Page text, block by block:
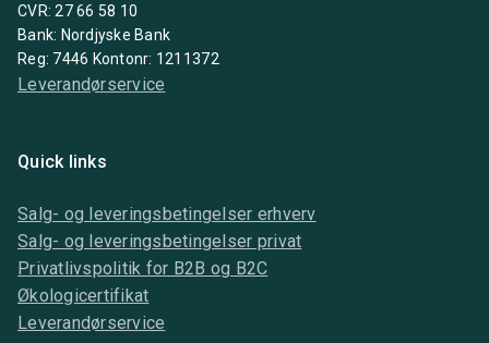
CVR: 27 66 58 10
Bank: Nordjyske Bank
Reg: 7446 Kontonr: 1211372
Leverandørservice
Quick links
Salg- og leveringsbetingelser erhverv
Salg- og leveringsbetingelser privat
Privatlivspolitik for B2B og B2C
Økologicertifikat
Leverandørservice